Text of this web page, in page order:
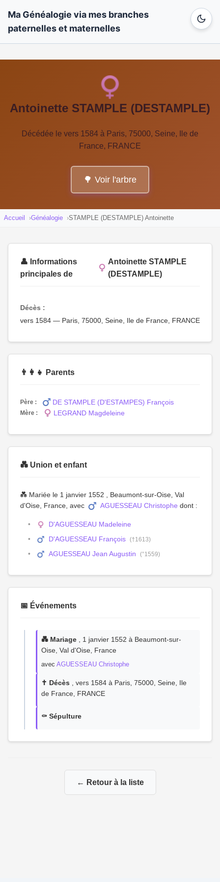
Ma Généalogie via mes branches
paternelles et maternelles
Antoinette STAMPLE (DESTAMPLE)
Décédée le vers 1584 à Paris, 75000, Seine, Ile de
France, FRANCE
🌳 Voir l'arbre
Accueil Généalogie STAMPLE (DESTAMPLE) Antoinette
👤 Informations
principales de
Antoinette STAMPLE
(DESTAMPLE)
Décès :
vers 1584 — Paris, 75000, Seine, Ile de France, FRANCE
👨‍👩‍👧 Parents
Père : DE STAMPLE (D'ESTAMPES) François
Mère : LEGRAND Magdeleine
💑 Union et enfant
💑 Mariée le 1 janvier 1552 , Beaumont-sur-Oise, Val
d'Oise, France, avec
AGUESSEAU Christophe dont :
D'AGUESSEAU Madeleine
D'AGUESSEAU François (†1613)
AGUESSEAU Jean Augustin (°1559)
📅 Événements
💑 Mariage , 1 janvier 1552 à Beaumont-sur-
Oise, Val d'Oise, France
avec AGUESSEAU Christophe
✝️ Décès , vers 1584 à Paris, 75000, Seine, Ile
de France, FRANCE
⚰️ Sépulture
← Retour à la liste